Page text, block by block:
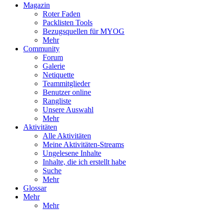
Magazin
Roter Faden
Packlisten Tools
Bezugsquellen für MYOG
Mehr
Community
Forum
Galerie
Netiquette
Teammitglieder
Benutzer online
Rangliste
Unsere Auswahl
Mehr
Aktivitäten
Alle Aktivitäten
Meine Aktivitäten-Streams
Ungelesene Inhalte
Inhalte, die ich erstellt habe
Suche
Mehr
Glossar
Mehr
Mehr